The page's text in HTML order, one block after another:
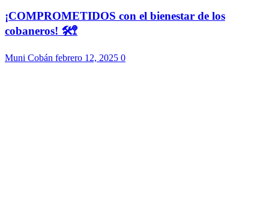
¡COMPROMETIDOS con el bienestar de los
cobaneros! 🛠️🚏
Muni Cobán febrero 12, 2025 0